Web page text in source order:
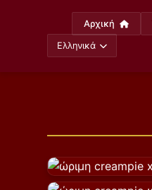
Αρχική
Ελληνικά